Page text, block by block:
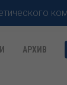
АРХИВ